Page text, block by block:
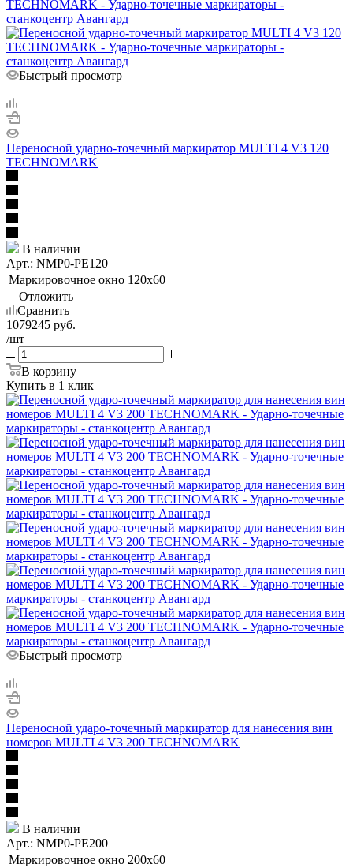
Быстрый просмотр
Переносной ударно-точечный маркиратор MULTI 4 V3 120
TECHNOMARK
В наличии
Арт.: NMP0-PE120
Маркировочное окно 120x60
Отложить
Сравнить
1079245 руб.
/шт
В корзину
Купить в 1 клик
Быстрый просмотр
Переносной ударо-точечный маркиратор для нанесения вин
номеров MULTI 4 V3 200 TECHNOMARK
В наличии
Арт.: NMP0-PE200
Маркировочное окно 200x60